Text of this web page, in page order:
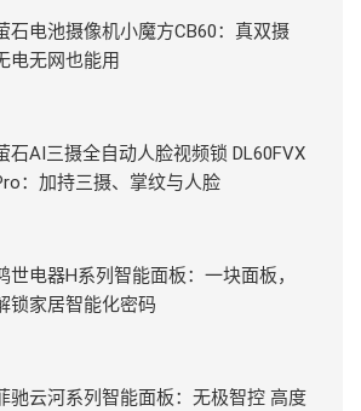
石电池摄像机小魔方CB60：真双摄
电无网也能用
石AI三摄全自动人脸视频锁 DL60FVX
：加持三摄、掌纹与人脸
世电器H系列智能面板：一块面板，
锁家居智能化密码
驰云河系列智能面板：无极智控 高度